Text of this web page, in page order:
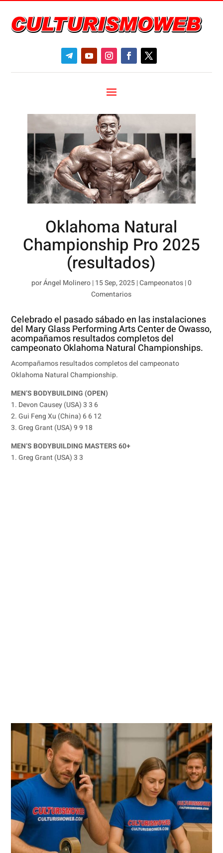
Oklahoma Natural
Championship Pro 2025
(resultados)
porÁngel Molinero|15 Sep, 2025|Campeonatos|0
Comentarios
Celebrado el pasado sábado en las instalaciones
del Mary Glass Performing Arts Center de Owasso,
acompañamos resultados completos del
campeonato Oklahoma Natural Championships.
Acompañamos resultados completos del campeonato
Oklahoma Natural Championship.
MEN’S BODYBUILDING (OPEN)
1. Devon Causey (USA) 3 3 6
2. Gui Feng Xu (China) 6 6 12
3. Greg Grant (USA) 9 9 18
MEN’S BODYBUILDING MASTERS 60+
1. Greg Grant (USA) 3 3